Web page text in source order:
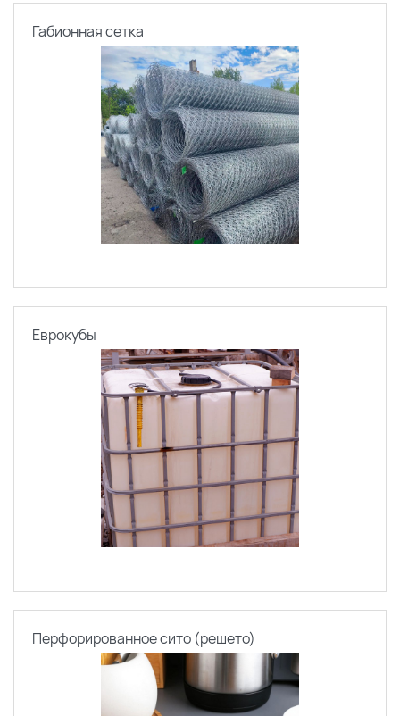
Габионная сетка
Еврокубы
Перфорированное сито (решето)
По каталогуПо сайту